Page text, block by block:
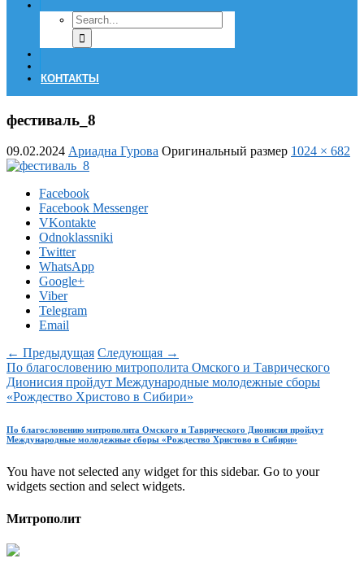
КОНТАКТЫ
фестиваль_8
09.02.2024 Ариадна Гурова Оригинальный размер 1024 × 682
Facebook
Facebook Messenger
VKontakte
Odnoklassniki
Twitter
WhatsApp
Google+
Viber
Telegram
Email
← Предыдущая Следующая →
По благословению митрополита Омского и Таврического
Дионисия пройдут Международные молодежные сборы
«Рождество Христово в Сибири»
По благословению митрополита Омского и Таврического Дионисия пройдут
Международные молодежные сборы «Рождество Христово в Сибири»
You have not selected any widget for this sidebar. Go to your
widgets section and select widgets.
Митрополит